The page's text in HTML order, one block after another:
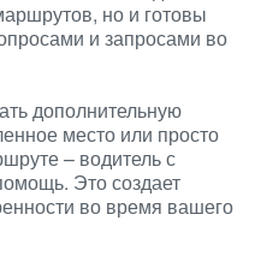
но и готовы
и запросами во
дополнительную
место или просто
– водитель с
Это создает
во время вашего